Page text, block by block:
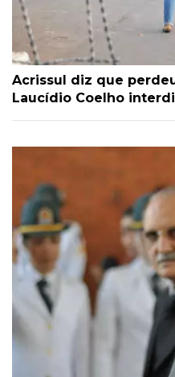
Acrissul diz que
Laucídio Coelho